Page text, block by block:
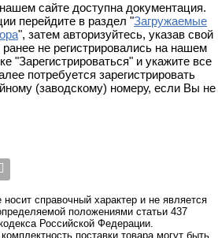
сайте доступна документация.
перейдите в раздел "Загружаемые
", затем авторизуйтесь, указав свой
не регистрировались на нашем
"Зарегистрироваться" и укажите все
потребуется зарегистрировать
(заводскому) номеру, если Вы не
справочный характер и не является
положениями статьи 437
Российской Федерации.
поставки товара могут быть